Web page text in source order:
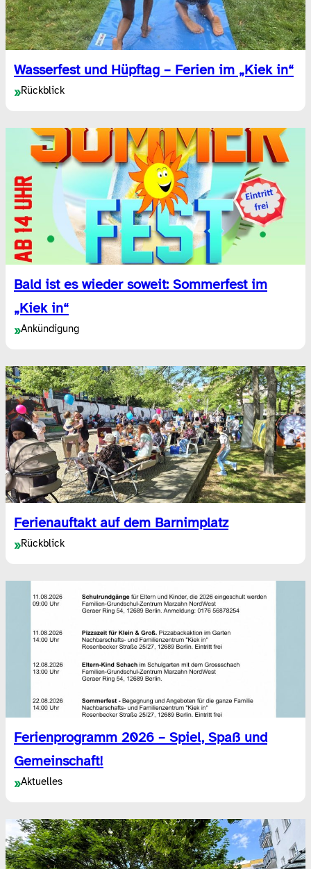
Wasserfest und Hüpftag – Ferien im „Kiek in“
»Rückblick
Bald ist es wieder soweit: Sommerfest im
„Kiek in“
»Ankündigung
Ferienauftakt auf dem Barnimplatz
»Rückblick
Ferienprogramm 2026 – Spiel, Spaß und
Gemeinschaft!
»Aktuelles